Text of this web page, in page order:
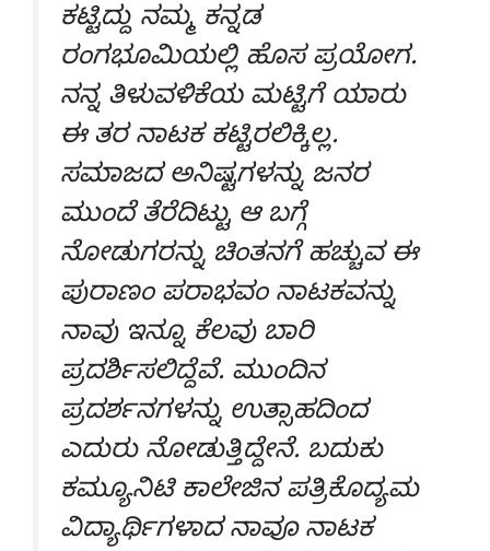
ಕಟ್ಟಿದ್ದು ನಮ್ಮ ಕನ್ನಡ
ರಂಗಭೂಮಿಯಲ್ಲಿ ಹೊಸ ಪ್ರಯೋಗ.
ನನ್ನ ತಿಳುವಳಿಕೆಯ ಮಟ್ಟಿಗೆ ಯಾರು
ಈ ತರ ನಾಟಕ ಕಟ್ಟಿರಲಿಕ್ಕಿಲ್ಲ.
ಸಮಾಜದ ಅನಿಷ್ಟಗಳನ್ನು ಜನರ
ಮುಂದೆ ತೆರೆದಿಟ್ಟು ಆ ಬಗ್ಗೆ
ನೋಡುಗರನ್ನು ಚಿಂತನಗೆ ಹಚ್ಚುವ ಈ
ಪುರಾಣಂ ಪರಾಭವಂ ನಾಟಕವನ್ನು
ನಾವು ಇನ್ನೂ ಕೆಲವು ಬಾರಿ
ಪ್ರದರ್ಶಿಸಲಿದ್ದೆವೆ. ಮುಂದಿನ
ಪ್ರದರ್ಶನಗಳನ್ನು ಉತ್ಸಾಹದಿಂದ
ಎದುರು ನೋಡುತ್ತಿದ್ದೇನೆ. ಬದುಕು
ಕಮ್ಯೂನಿಟಿ ಕಾಲೇಜಿನ ಪತ್ರಿಕೊದ್ಯಮ
ವಿದ್ಯಾರ್ಥಿಗಳಾದ ನಾವೂ ನಾಟಕ